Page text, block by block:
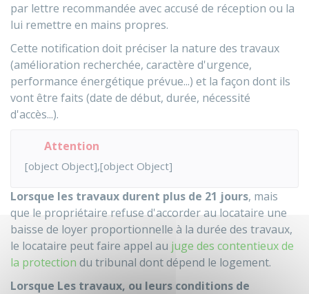
par lettre recommandée avec accusé de réception ou la
lui remettre en mains propres.
Cette notification doit préciser la nature des travaux
(amélioration recherchée, caractère d'urgence,
performance énergétique prévue...) et la façon dont ils
vont être faits (date de début, durée, nécessité
d'accès...).
Attention
[object Object],[object Object]
Lorsque les travaux durent plus de 21 jours, mais
que le propriétaire refuse d'accorder au locataire une
baisse de loyer proportionnelle à la durée des travaux,
le locataire peut faire appel au juge des contentieux de
la protection du tribunal dont dépend le logement.
Lorsque Les travaux, ou leurs conditions de